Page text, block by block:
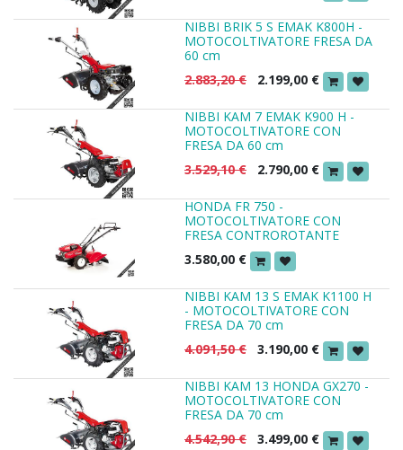
NIBBI BRIK 5 S EMAK K800H -
MOTOCOLTIVATORE FRESA DA
60 cm
2.883,20€ 2.199,00 €
NIBBI KAM 7 EMAK K900 H -
MOTOCOLTIVATORE CON
FRESA DA 60 cm
3.529,10€ 2.790,00 €
HONDA FR 750 -
MOTOCOLTIVATORE CON
FRESA CONTROROTANTE
3.580,00 €
NIBBI KAM 13 S EMAK K1100 H
- MOTOCOLTIVATORE CON
FRESA DA 70 cm
4.091,50€ 3.190,00 €
NIBBI KAM 13 HONDA GX270 -
MOTOCOLTIVATORE CON
FRESA DA 70 cm
4.542,90€ 3.499,00 €